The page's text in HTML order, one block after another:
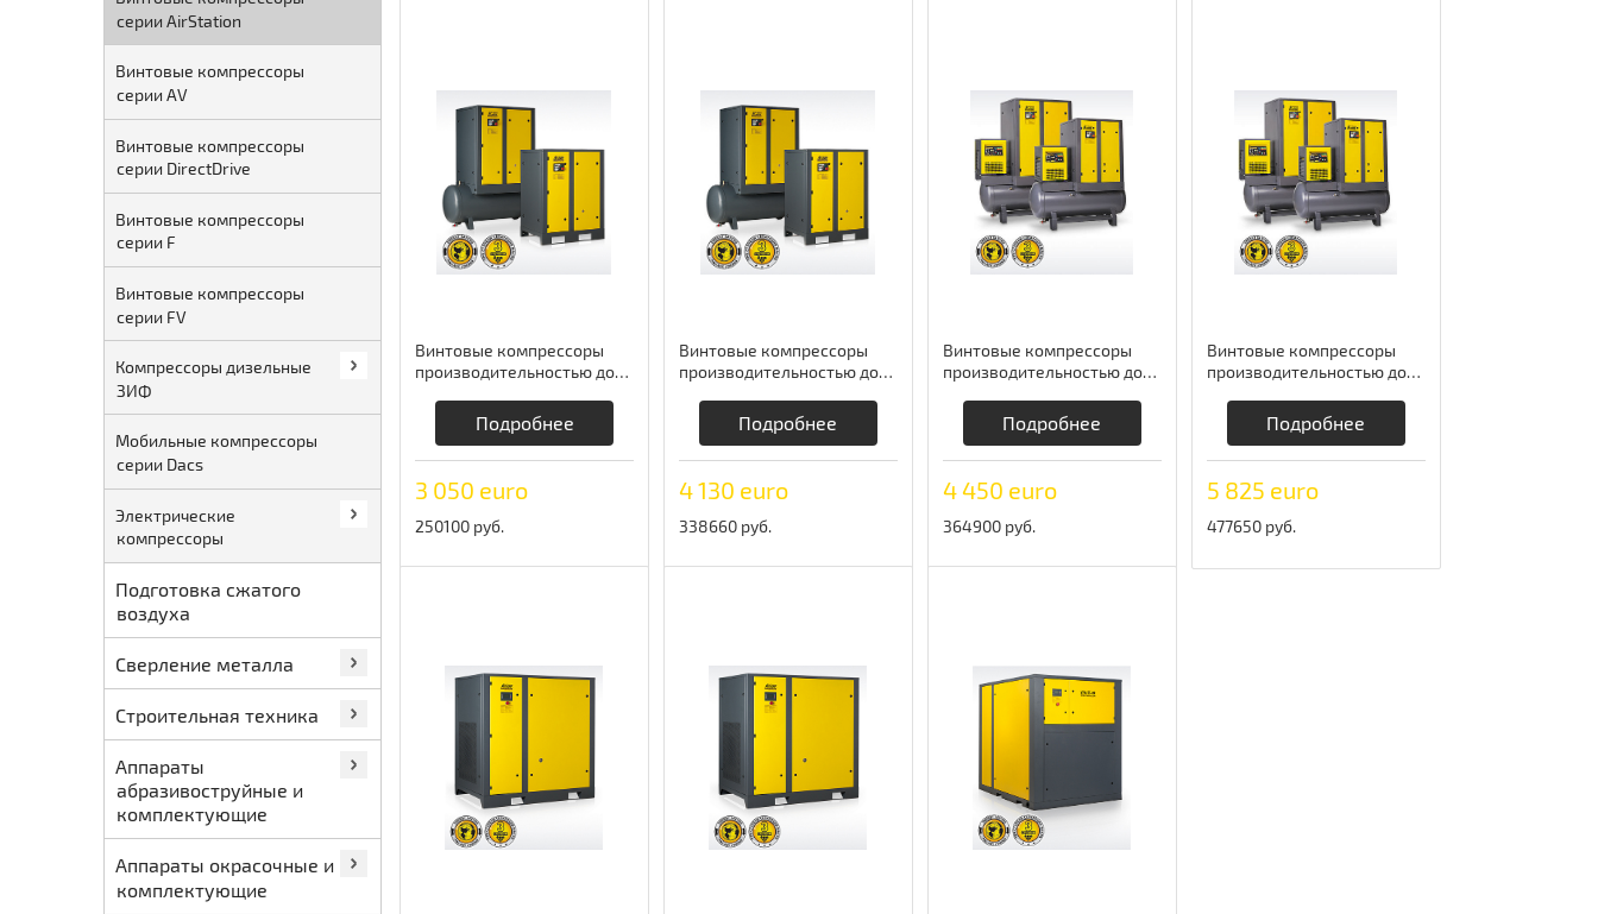
серии AirStation
Винтовые компрессоры
серии AV
Винтовые компрессоры
серии DirectDrive
Винтовые компрессоры
серии F
Винтовые компрессоры
серии FV
Компрессоры дизельные
ЗИФ
Мобильные компрессоры
серии Dacs
Электрические
компрессоры
Подготовка сжатого
воздуха
Сверление металла
Строительная техника
Аппараты
абразивоструйные и
комплектующие
Аппараты окрасочные и
комплектующие
Винтовые компрессоры
производительностью до
Подробнее
3 050 euro
250100 руб.
Винтовые компрессоры
производительностью до
Подробнее
4 130 euro
338660 руб.
Винтовые компрессоры
производительностью до
осушителем Comprag
Подробнее
4 450 euro
364900 руб.
Винтовые компрессоры
производительностью до
осушителем Comprag
Подробнее
5 825 euro
477650 руб.